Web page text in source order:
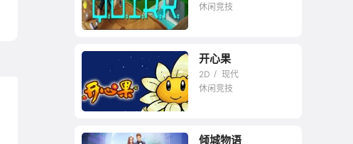
休闲竞技
开心果
2D
现代
休闲竞技
倾城物语